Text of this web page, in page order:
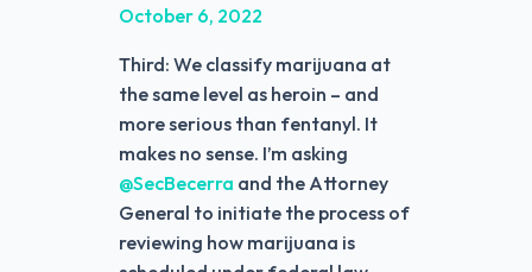
October 6, 2022
Third: We classify marijuana at
the same level as heroin – and
more serious than fentanyl. It
makes no sense. I’m asking
@SecBecerra and the Attorney
General to initiate the process of
reviewing how marijuana is